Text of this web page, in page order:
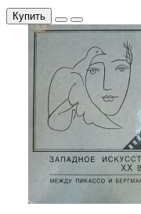
Купить